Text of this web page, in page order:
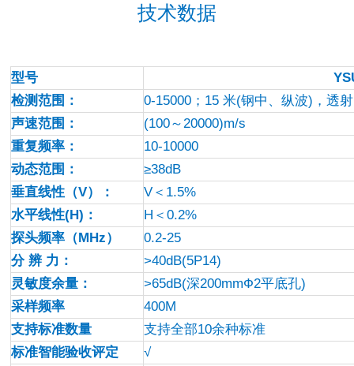
技术数据
型号
检测范围：
0-15000 ；15 米(钢中、纵波)，透
声速范围：
(100～20000)m/s
重复频率：
10-10000
动态范围：
≥38dB
垂直线性（V）：
V ＜1.5%
水平线性(H)：
H ＜0.2%
探头频率（MHz）
0.2-25
分 辨 力：
>40dB(5P14)
灵敏度余量：
>65dB(深200mmФ2平底孔)
采样频率
400M
支持标准数量
支持全部10余种标准
标准智能验收评定
√